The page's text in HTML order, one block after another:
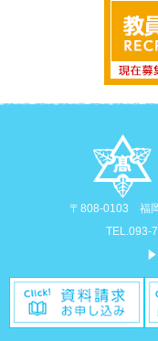
〒808-0103 福
TEL.093-